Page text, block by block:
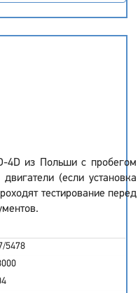
4D из Польши с пробегом
(если установка
тестирование перед
5478